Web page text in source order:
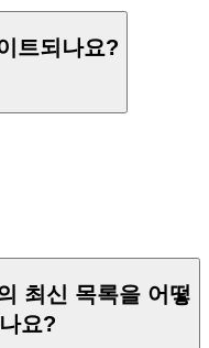
트되나요?
최신 목록을 어떻
요?